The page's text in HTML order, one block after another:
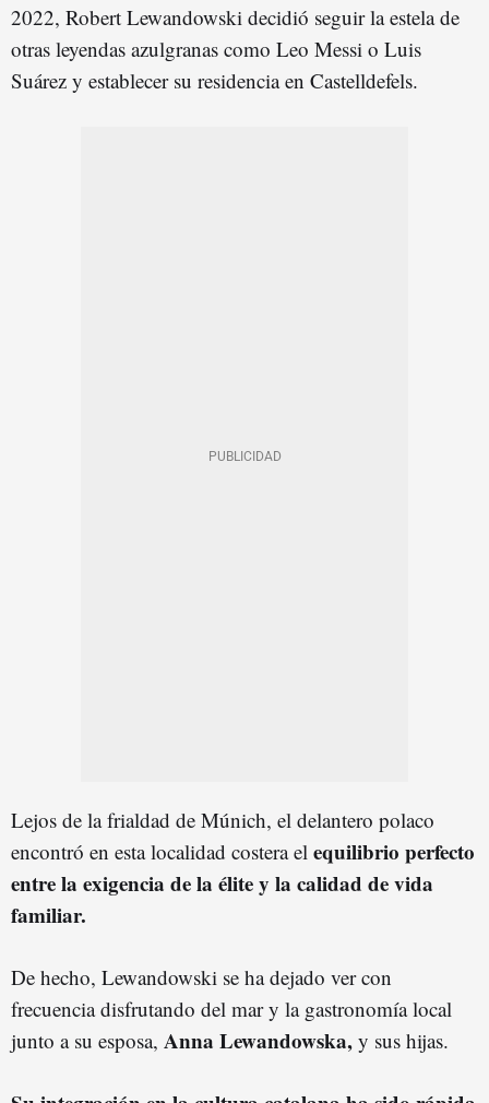
2022, Robert Lewandowski decidió seguir la estela de
otras leyendas azulgranas como Leo Messi o Luis
Suárez y establecer su residencia en Castelldefels.
Lejos de la frialdad de Múnich, el delantero polaco
encontró en esta localidad costera el equilibrio perfecto
entre la exigencia de la élite y la calidad de vida
familiar.
De hecho, Lewandowski se ha dejado ver con
frecuencia disfrutando del mar y la gastronomía local
junto a su esposa, Anna Lewandowska, y sus hijas.